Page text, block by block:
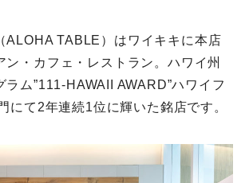
ALOHA TABLE）はワイキキに本店
ン・カフェ・レストラン。ハワイ州
ム”111-HAWAII AWARD”ハワイフ
にて2年連続1位に輝いた銘店です。